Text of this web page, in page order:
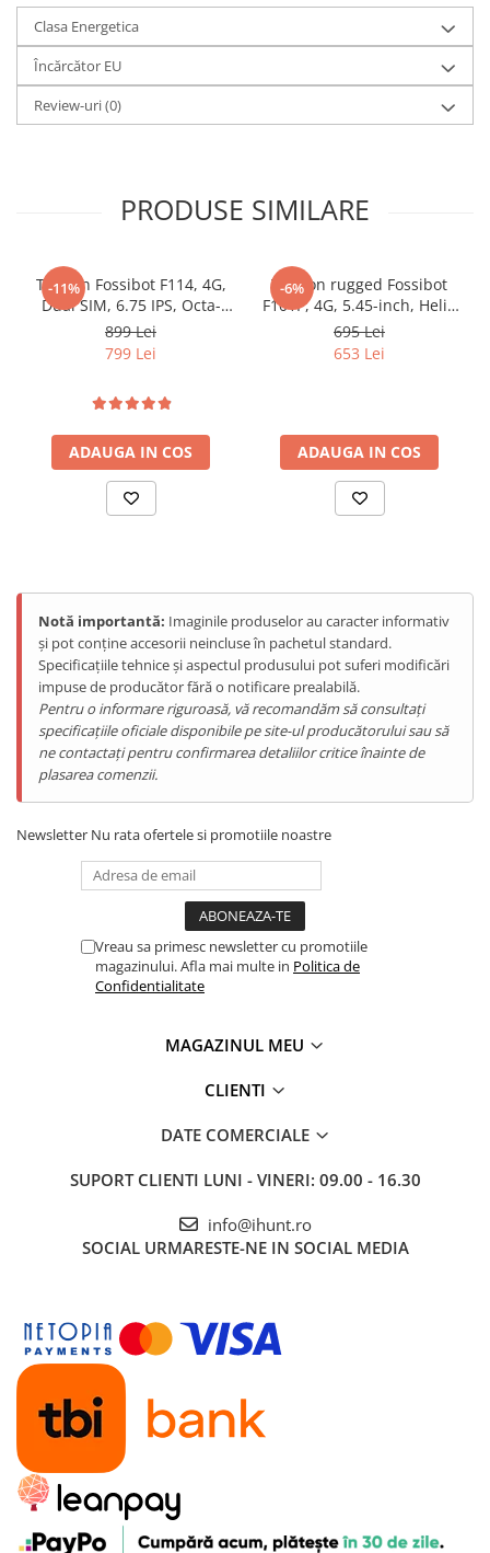
Clasa Energetica
Încărcător EU
Review-uri(0)
PRODUSE SIMILARE
-11%
Telefon Fossibot F114, 4G,
Dual SIM, 6.75 IPS, Octa-
Core, 12GB RAM (4GB +
8GB), 128GB, NFC, RGB
899 Lei
799 Lei
ADAUGA IN COS
-6%
Telefon rugged Fossibot
F101P, 4G, 5.45-inch, Helio
P22, 4GB RAM, 64GB,
10600mAh, Android 13, Red
695 Lei
653 Lei
ADAUGA IN COS
Notă importantă: Imaginile produselor au caracter informativ
și pot conține accesorii neincluse în pachetul standard.
Specificațiile tehnice și aspectul produsului pot suferi modificări
impuse de producător fără o notificare prealabilă.
Pentru o informare riguroasă, vă recomandăm să consultați
specificațiile oficiale disponibile pe site-ul producătorului sau să
ne contactați pentru confirmarea detaliilor critice înainte de
plasarea comenzii.
Newsletter Nu rata ofertele si promotiile noastre
Vreau sa primesc newsletter cu promotiile
magazinului. Afla mai multe in Politica de
Confidentialitate
MAGAZINUL MEU
CLIENTI
DATE COMERCIALE
SUPORT CLIENTI LUNI - VINERI: 09.00 - 16.30
info@ihunt.ro
SOCIAL URMARESTE-NE IN SOCIAL MEDIA